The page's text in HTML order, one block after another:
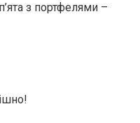
з портфелями –